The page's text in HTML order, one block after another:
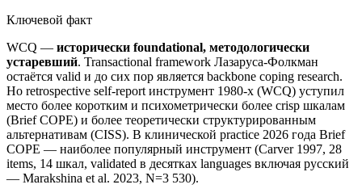
Ключевой факт
WCQ — исторически foundational, методологически
устаревший. Transactional framework Лазаруса-Фолкман
остаётся valid и до сих пор является backbone coping research.
Но retrospective self-report инструмент 1980-х (WCQ) уступил
место более коротким и психометрически более crisp шкалам
(Brief COPE) и более теоретически структурированным
альтернативам (CISS). В клинической practice 2026 года Brief
COPE — наиболее популярный инструмент (Carver 1997, 28
items, 14 шкал, validated в десятках languages включая русский
— Marakshina et al. 2023, N=3 530).